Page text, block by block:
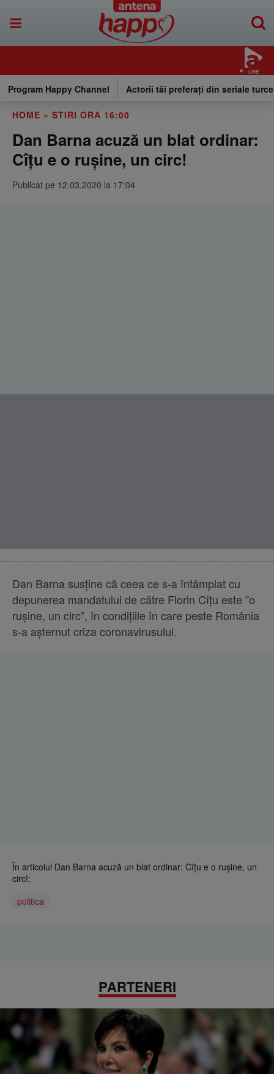
LIVE
Program Happy Channel Actorii tăi preferați din seriale
HOME » STIRI ORA 16:00
Dan Barna acuză un blat ordinar:
Cîțu e o rușine, un circ!
Publicat pe 12.03.2020 la 17:04
Dan Barna susține că ceea ce s-a întâmplat cu
depunerea mandatului de către Florin Cîțu este ”o
rușine, un circ”, în condițiile în care peste România
s-a așternut criza coronavirusului.
În articolul Dan Barna acuză un blat ordinar: Cîțu e o rușine, un
circ!:
politica
PARTENERI